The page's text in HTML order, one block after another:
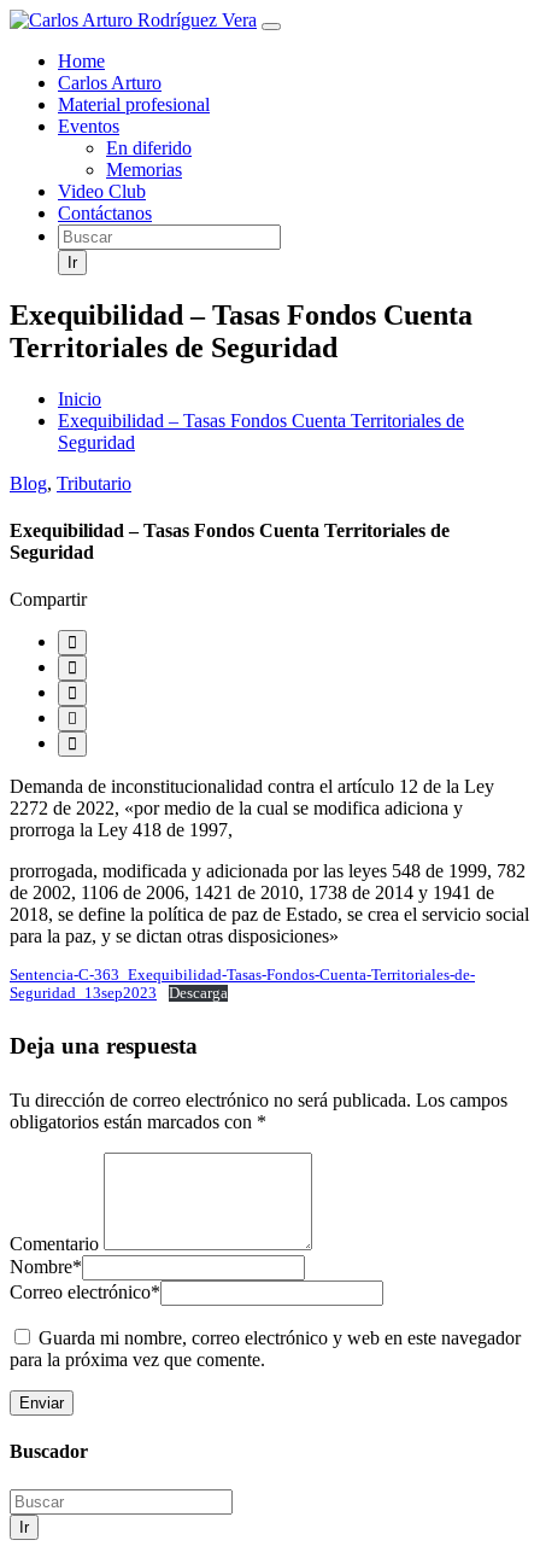
Saltar
contenidoHome
Carlos Arturo
Material profesional
Eventos
En diferido
Memorias
Video Club
Contáctanos
Ir
Exequibilidad – Tasas Fondos Cuenta
Territoriales de Seguridad
Inicio
Exequibilidad – Tasas Fondos Cuenta Territoriales de
Seguridad
Blog, Tributario
Exequibilidad – Tasas Fondos Cuenta Territoriales de
Seguridad
Compartir
Demanda de inconstitucionalidad contra el artículo 12 de la Ley
2272 de 2022, «por medio de la cual se modifica adiciona y
prorroga la Ley 418 de 1997,
prorrogada, modificada y adicionada por las leyes 548 de 1999, 782
de 2002, 1106 de 2006, 1421 de 2010, 1738 de 2014 y 1941 de
2018, se define la política de paz de Estado, se crea el servicio social
para la paz, y se dictan otras disposiciones»
Sentencia-C-363_Exequibilidad-Tasas-Fondos-Cuenta-Territoriales-de-
Seguridad_13sep2023
Descarga
Deja una respuesta
Tu dirección de correo electrónico no será publicada. Los campos
obligatorios están marcados con *
Comentario
Nombre*
Correo electrónico*
Guarda mi nombre, correo electrónico y web en este navegador
para la próxima vez que comente.
Buscador
Ir